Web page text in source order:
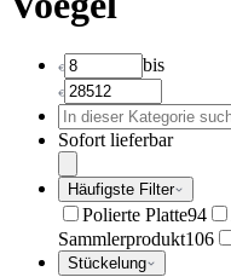
bis
Sofort lieferbar
Häufigste Filter
Polierte Platte94
Sammlerprodukt106
Stückelung